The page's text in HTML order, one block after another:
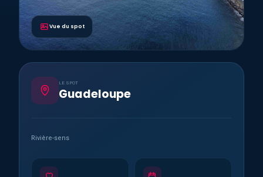
Vue du spot
LE SPOT
Guadeloupe
Rivière-sens